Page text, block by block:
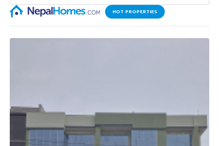
HOT PROPERTIES